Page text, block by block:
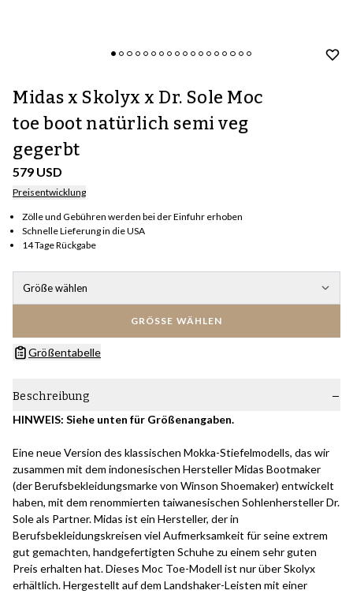
Midas x Skolyx x Dr. Sole Moc
toe boot natürlich semi veg
gegerbt
579 USD
Preisentwicklung
Zölle und Gebühren werden bei der Einfuhr erhoben
Schnelle Lieferung in die USA
14 Tage Rückgabe
Größe wählen
GRÖSSE WÄHLEN
Größentabelle
Beschreibung
HINWEIS: Siehe unten für Größenangaben.
Eine neue Version des klassischen Mokka-Stiefelmodells, das wir
zusammen mit dem indonesischen Hersteller Midas Bootmaker
(der Berufsbekleidungsmarke von Winson Shoemaker) entwickelt
haben, mit dem renommierten taiwanesischen Sohlenhersteller Dr.
Sole als Partner. Midas ist ein Hersteller, der in
Berufsbekleidungskreisen viel Aufmerksamkeit für seine extrem
gut gemachten, handgefertigten Schuhe zu einem sehr guten
Preis erhalten hat. Dieses Moc Toe-Modell ist nur über Skolyx
erhältlich. Hergestellt auf dem Landshaker-Leisten mit einer